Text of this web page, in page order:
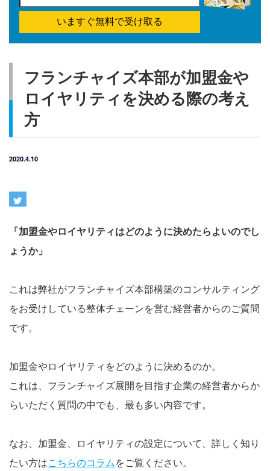
いますぐ無料で受け取る
フランチャイズ本部が加盟金や
ロイヤリティを決める際の考え
方
2020.4.10
「加盟金やロイヤリティはどのように決めたらよいのでし
ょうか」
これは弊社がフランチャイズ本部構築のコンサルティング
をお受けしている整体チェーンを営む経営者からのご質問
です。
加盟金やロイヤリティをどのように決めるのか。
これは、フランチャイズ展開を目指す企業の経営者からか
らいただく質問の中でも、最も多い内容です。
なお、加盟金、ロイヤリティの設定について、詳しく知り
たい方はこちらのコラムをご覧ください。